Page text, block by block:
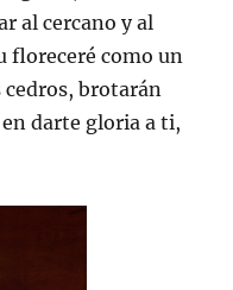
al cercano y al
floreceré como un
brotarán
darte gloria a ti,